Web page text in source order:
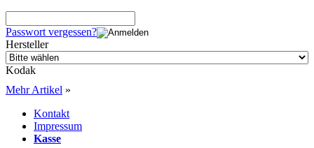
Passwort vergessen?
Hersteller
Kodak
Mehr Artikel »
Kontakt
Impressum
Kasse